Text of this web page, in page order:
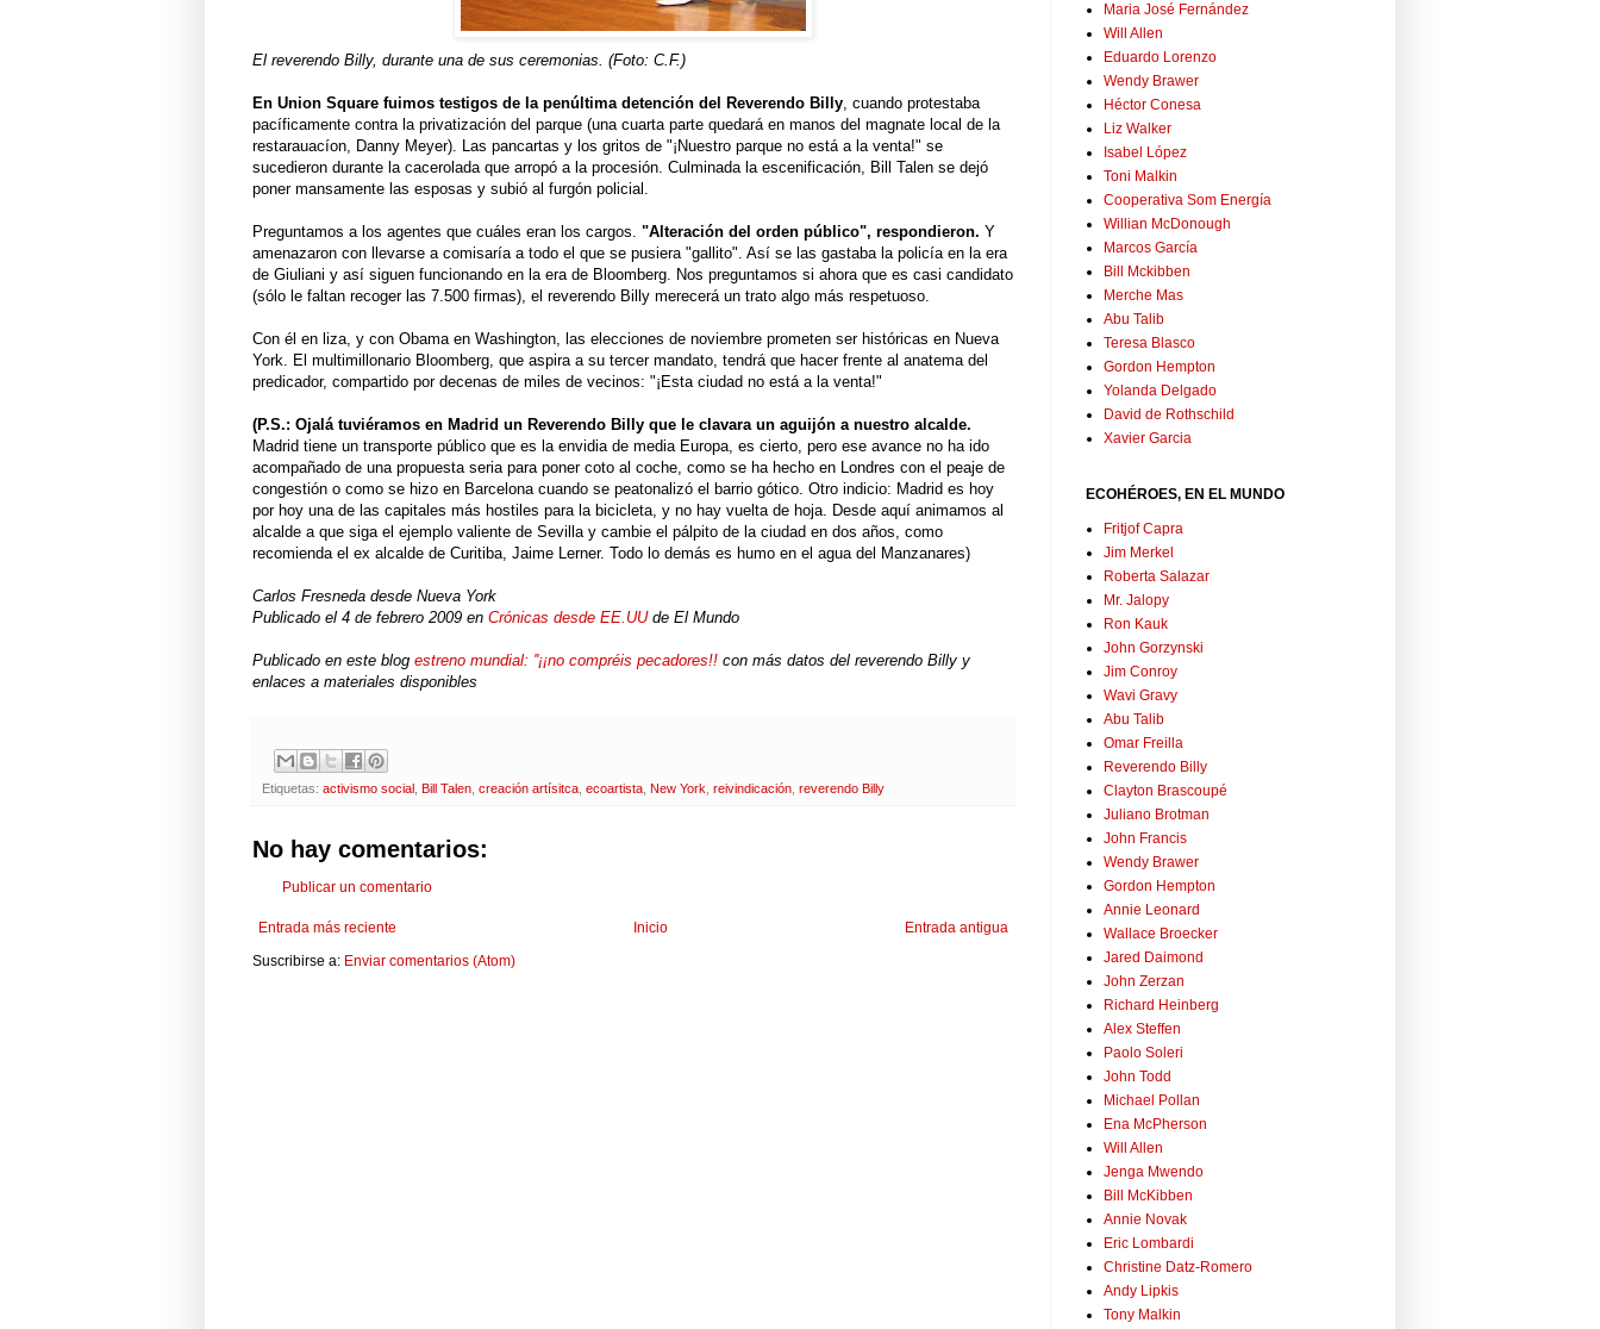
El reverendo Billy, durante una de sus ceremonias. (Foto: C.F.)
En Union Square fuimos testigos de la penúltima detención del Reverendo Billy , cuando protestaba
pacíficamente contra la privatización del parque (una cuarta parte quedará en manos del magnate local de la
restarauacíon, Danny Meyer). Las pancartas y los gritos de "¡Nuestro parque no está a la venta!" se
sucedieron durante la cacerolada que arropó a la procesión. Culminada la escenificación, Bill Talen se dejó
poner mansamente las esposas y subió al furgón policial.
Preguntamos a los agentes que cuáles eran los cargos. "Alteración del orden público", respondieron. Y
amenazaron con llevarse a comisaría a todo el que se pusiera "gallito". Así se las gastaba la policía en la era
de Giuliani y así siguen funcionando en la era de Bloomberg. Nos preguntamos si ahora que es casi candidato
(sólo le faltan recoger las 7.500 firmas), el reverendo Billy merecerá un trato algo más respetuoso.
Con él en liza, y con Obama en Washington, las elecciones de noviembre prometen ser históricas en Nueva
York. El multimillonario Bloomberg, que aspira a su tercer mandato, tendrá que hacer frente al anatema del
predicador, compartido por decenas de miles de vecinos: "¡Esta ciudad no está a la venta!"
(P.S.: Ojalá tuviéramos en Madrid un Reverendo Billy que le clavara un aguijón a nuestro alcalde.
Madrid tiene un transporte público que es la envidia de media Europa, es cierto, pero ese avance no ha ido
acompañado de una propuesta seria para poner coto al coche, como se ha hecho en Londres con el peaje de
congestión o como se hizo en Barcelona cuando se peatonalizó el barrio gótico. Otro indicio: Madrid es hoy
por hoy una de las capitales más hostiles para la bicicleta, y no hay vuelta de hoja. Desde aquí animamos al
alcalde a que siga el ejemplo valiente de Sevilla y cambie el pálpito de la ciudad en dos años, como
recomienda el ex alcalde de Curitiba, Jaime Lerner. Todo lo demás es humo en el agua del Manzanares)
Carlos Fresneda desde Nueva York
Publicado el 4 de febrero 2009 en Crónicas desde EE.UUde El Mundo
Publicado en este blog estreno mundial: ''¡¡no compréis pecadores!! con más datos del reverendo Billy y
enlaces a materiales disponibles
Etiquetas: activismo social Bill Talen creación artísitca ecoartista New York reivindicación reverendo Billy
No hay comentarios:
Publicar un comentario
Entrada más reciente Entrada antigua
Inicio
Suscribirse a: Enviar comentarios (Atom)
Maria José Fernández
Will Allen
Eduardo Lorenzo
Wendy Brawer
Héctor Conesa
Liz Walker
Isabel López
Toni Malkin
Cooperativa Som Energía
Willian McDonough
Marcos García
Bill Mckibben
Merche Mas
Abu Talib
Teresa Blasco
Gordon Hempton
Yolanda Delgado
David de Rothschild
Xavier Garcia
ECOHÉROES, EN EL MUNDO
Fritjof Capra
Jim Merkel
Roberta Salazar
Mr. Jalopy
Ron Kauk
John Gorzynski
Jim Conroy
Wavi Gravy
Abu Talib
Omar Freilla
Reverendo Billy
Clayton Brascoupé
Juliano Brotman
John Francis
Wendy Brawer
Gordon Hempton
Annie Leonard
Wallace Broecker
Jared Daimond
John Zerzan
Richard Heinberg
Alex Steffen
Paolo Soleri
John Todd
Michael Pollan
Ena McPherson
Will Allen
Jenga Mwendo
Bill McKibben
Annie Novak
Eric Lombardi
Christine Datz-Romero
Andy Lipkis
Tony Malkin